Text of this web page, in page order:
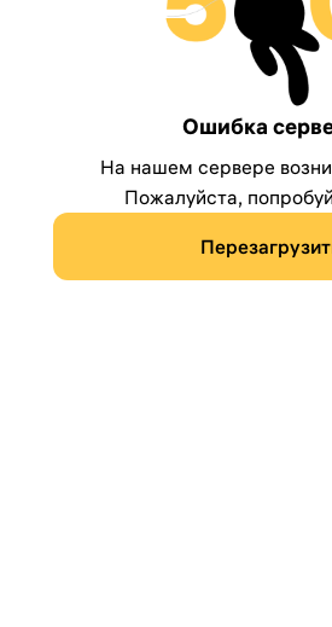
Ошибка
На нашем сервере
Пожалуйста,